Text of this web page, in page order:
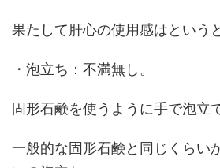
果たして肝心の使用感はという
・泡立ち：不満無し。
固形石鹸を使うように手で泡立
一般的な固形石鹸と同じくらい